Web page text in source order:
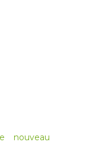
nouveau